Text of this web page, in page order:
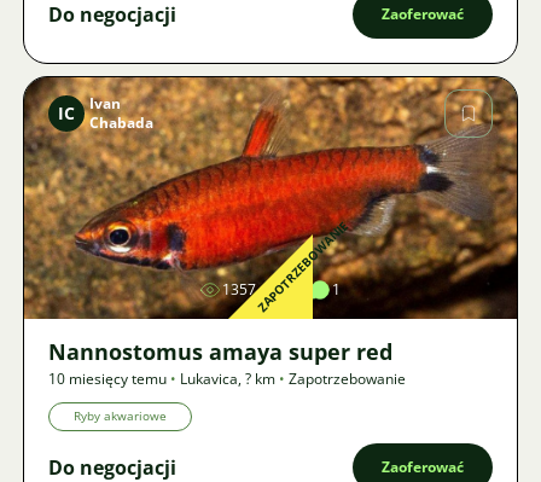
Do negocjacji Zaoferować
Zdjęcie
IC
Ivan
Chabada
1357 1 1
ZAPOTRZEBOWANIE
Nannostomus amaya super red
10 miesięcy temu • Lukavica,? km • Zapotrzebowanie
Ryby akwariowe
Do negocjacji Zaoferować